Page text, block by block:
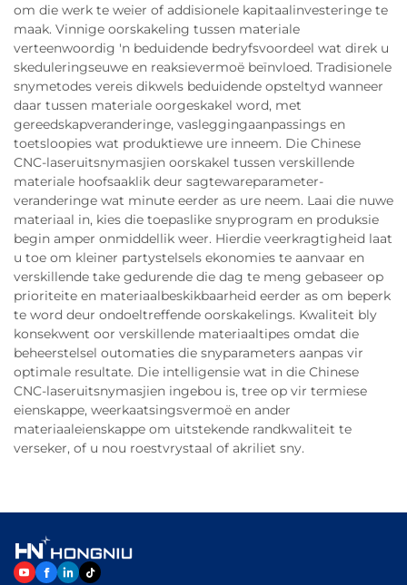
om die werk te weier of addisionele kapitaalinvesteringe te
maak. Vinnige oorskakeling tussen materiale
verteenwoordig 'n beduidende bedryfsvoordeel wat direk u
skeduleringseuwe en reaksievermoë beïnvloed. Tradisionele
snymetodes vereis dikwels beduidende opsteltyd wanneer
daar tussen materiale oorgeskakel word, met
gereedskapveranderinge, vasleggingaanpassings en
toetsloopies wat produktiewe ure inneem. Die Chinese
CNC-laseruitsnymasjien oorskakel tussen verskillende
materiale hoofsaaklik deur sagtewareparameter-
veranderinge wat minute eerder as ure neem. Laai die nuwe
materiaal in, kies die toepaslike snyprogram en produksie
begin amper onmiddellik weer. Hierdie veerkragtigheid laat
u toe om kleiner partystelsels ekonomies te aanvaar en
verskillende take gedurende die dag te meng gebaseer op
prioriteite en materiaalbeskikbaarheid eerder as om beperk
te word deur ondoeltreffende oorskakelings. Kwaliteit bly
konsekwent oor verskillende materiaaltipes omdat die
beheerstelsel outomaties die snyparameters aanpas vir
optimale resultate. Die intelligensie wat in die Chinese
CNC-laseruitsnymasjien ingebou is, tree op vir termiese
eienskappe, weerkaatsingsvermoë en ander
materiaaleienskappe om uitstekende randkwaliteit te
verseker, of u nou roestvrystaal of akriliet sny.